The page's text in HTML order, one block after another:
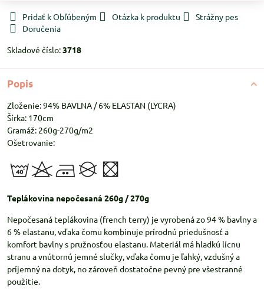
Pridať k Obľúbeným Otázka k produktu
Strážny pes
Doručenia
Skladové číslo:3718
Popis
Zloženie: 94% BAVLNA / 6% ELASTAN (LYCRA)
Šírka: 170cm
Gramáž: 260g-270g/m2
Ošetrovanie:
Teplákovina nepočesaná 260g / 270g
Nepočesaná teplákovina (french terry) je vyrobená zo 94 % bavlny a
6 % elastanu, vďaka čomu kombinuje prírodnú priedušnosť a
komfort bavlny s pružnosťou elastanu. Materiál má hladkú lícnu
stranu a vnútornú jemné slučky, vďaka čomu je ľahký, vzdušný a
príjemný na dotyk, no zároveň dostatočne pevný pre všestranné
použitie.